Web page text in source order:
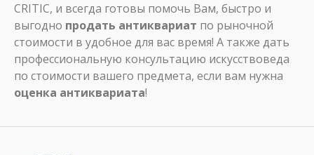
CRITIC, и всегда готовы помочь Вам, быстро и
выгодно продать антиквариат по рыночной
стоимости в удобное для вас время! А также дать
профессиональную консультацию искусствоведа
по стоимости вашего предмета, если вам нужна
оценка антиквариата!